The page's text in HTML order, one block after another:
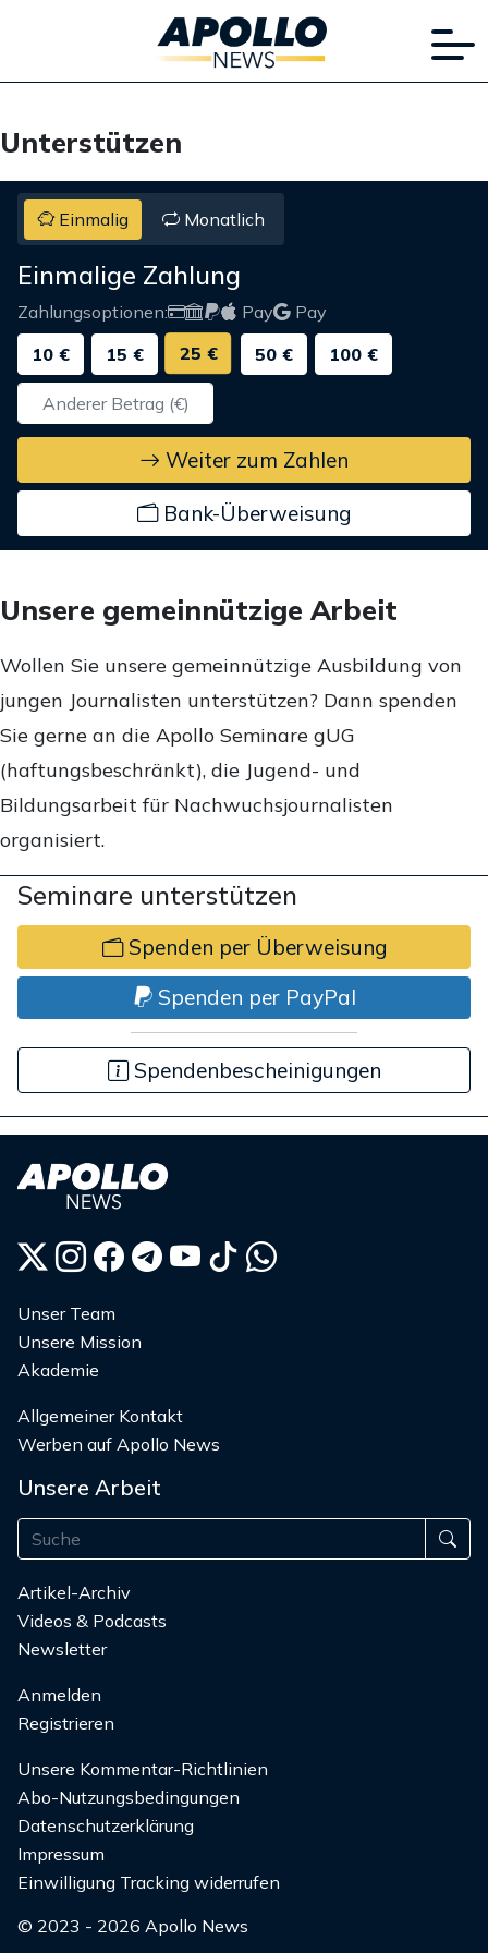
Unterstützen
Einmalig Monatlich
Einmalige Zahlung
Zahlungsoptionen: Pay
Pay
10 €
15 € 25 € 50 € 100 €
Weiter zum Zahlen
Bank-Überweisung
Unsere gemeinnützige Arbeit
Wollen Sie unsere gemeinnützige Ausbildung von
jungen Journalisten unterstützen? Dann spenden
Sie gerne an die Apollo Seminare gUG
(haftungsbeschränkt), die Jugend- und
Bildungsarbeit für Nachwuchsjournalisten
organisiert.
Seminare unterstützen
Spenden per Überweisung
Spenden per PayPal
Spendenbescheinigungen
Unser Team
Unsere Mission
Akademie
Allgemeiner Kontakt
Werben auf Apollo News
Unsere Arbeit
Artikel-Archiv
Videos & Podcasts
Newsletter
Anmelden
Registrieren
Unsere Kommentar-Richtlinien
Abo-Nutzungsbedingungen
Datenschutzerklärung
Impressum
Einwilligung Tracking widerrufen
© 2023 - 2026 Apollo News